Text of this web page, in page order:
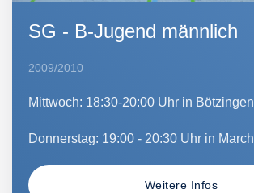
SG - B-Jugend männlich
2009/2010
Mittwoch: 18:30-20:00 Uhr in Bötzingen
Donnerstag: 19:00 - 20:30 Uhr in March
Weitere Infos